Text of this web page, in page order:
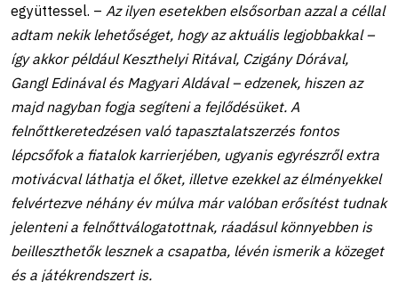
együttessel. – Az ilyen esetekben elsősorban azzal a céllal
adtam nekik lehetőséget, hogy az aktuális legjobbakkal –
így akkor például Keszthelyi Ritával, Czigány Dórával,
Gangl Edinával és Magyari Aldával – edzenek, hiszen az
majd nagyban fogja segíteni a fejlődésüket. A
felnőttkeretedzésen való tapasztalatszerzés fontos
lépcsőfok a fiatalok karrierjében, ugyanis egyrészről extra
motivácval láthatja el őket, illetve ezekkel az élményekkel
felvértezve néhány év múlva már valóban erősítést tudnak
jelenteni a felnőttválogatottnak, ráadásul könnyebben is
beilleszthetők lesznek a csapatba, lévén ismerik a közeget
és a játékrendszert is.